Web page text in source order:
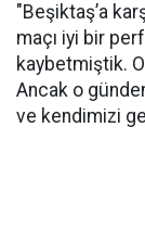
"Beşiktaş’a
maçı iyi bir
kaybetmiştik.
Ancak o
ve kendimizi